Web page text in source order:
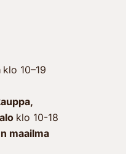
klo 10–19
klo 10-18
maailma